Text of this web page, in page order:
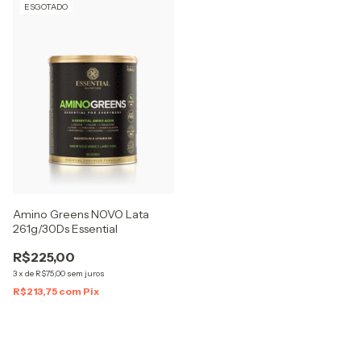
ESGOTADO
Amino Greens NOVO Lata
261g/30Ds Essential
R$225,00
3x de R$75,00 sem juros
R$213,75 com Pix